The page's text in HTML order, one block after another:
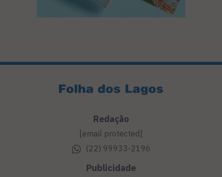
Redação
[email protected]
(22) 99933-2196
Publicidade